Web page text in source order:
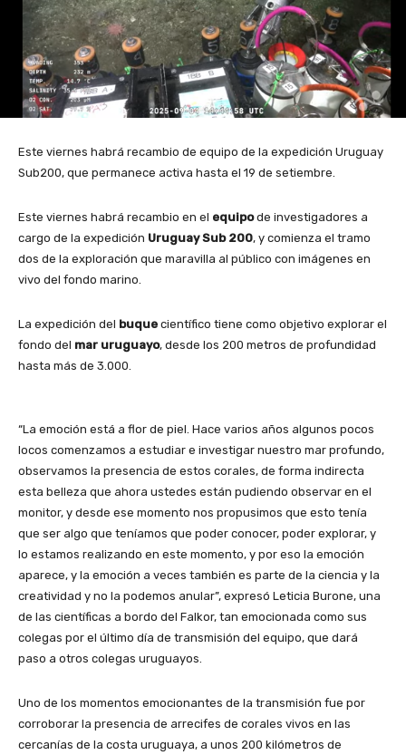
Este viernes habrá recambio de equipo de la expedición Uruguay
Sub200, que permanece activa hasta el 19 de setiembre.
Este viernes habrá recambio en el equipode investigadores a
cargo de la expedición Uruguay Sub 200, y comienza el tramo
dos de la exploración que maravilla al público con imágenes en
vivo del fondo marino.
La expedición del buque científico tiene como objetivo explorar el
fondo del mar uruguayo, desde los 200 metros de profundidad
hasta más de 3.000.
“La emoción está a flor de piel. Hace varios años algunos pocos
locos comenzamos a estudiar e investigar nuestro mar profundo,
observamos la presencia de estos corales, de forma indirecta
esta belleza que ahora ustedes están pudiendo observar en el
monitor, y desde ese momento nos propusimos que esto tenía
que ser algo que teníamos que poder conocer, poder explorar, y
lo estamos realizando en este momento, y por eso la emoción
aparece, y la emoción a veces también es parte de la ciencia y la
creatividad y no la podemos anular”, expresó Leticia Burone, una
de las científicas a bordo del Falkor, tan emocionada como sus
colegas por el último día de transmisión del equipo, que dará
paso a otros colegas uruguayos.
Uno de los momentos emocionantes de la transmisión fue por
corroborar la presencia de arrecifes de corales vivos en las
cercanías de la costa uruguaya, a unos 200 kilómetros de